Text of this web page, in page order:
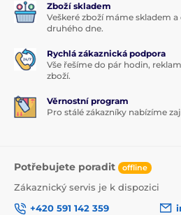
Zboží skladem
Veškeré zboží máme skladem
druhého dne.
Rychlá zákaznická podpora
Vše řešíme do pár hodin,
zboží.
Věrnostní program
Pro stálé zákazníky nabízíme
Potřebujete poradit offline
Zákaznický servis je k dispozici
+420 591 142 359